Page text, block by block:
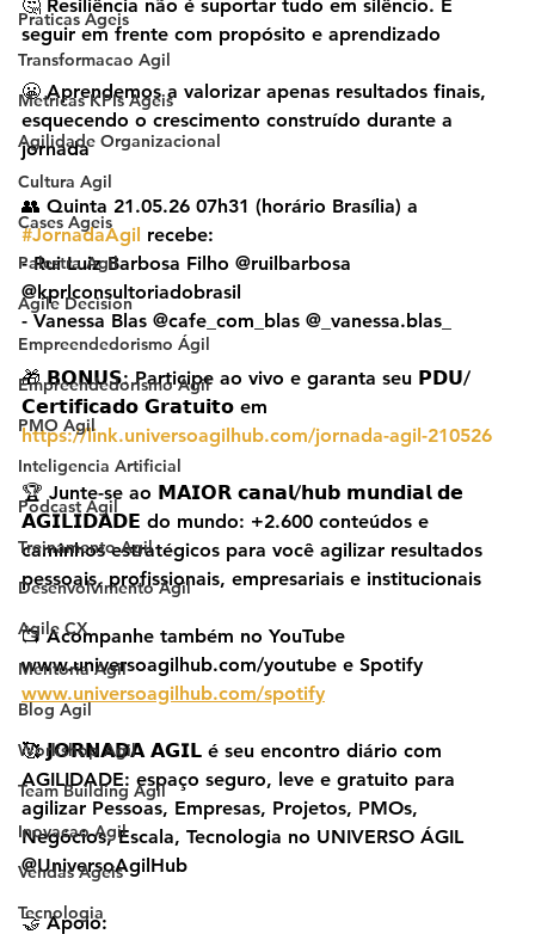
Praticas Ageis
Transformacao Agil
Metricas KPIs Ageis
Agilidade Organizacional
Cultura Agil
Cases Ageis
Palestra Agil
Agile Decision
Empreendedorismo Ágil
Empreendedorismo Agil
PMO Agil
Inteligencia Artificial
Podcast Agil
Treinamento Agil
Desenvolvimento Agil
Agile CX
Mentoria Agil
Blog Agil
Workshop Agil
Team Building Agil
Inovacao Agil
Vendas Ageis
Tecnologia
🤔 Resiliência não é suportar tudo em silêncio. É
seguir em frente com propósito e aprendizado
😬 Aprendemos a valorizar apenas resultados finais,
esquecendo o crescimento construído durante a
jornada
👥 Quinta 21.05.26 07h31 (horário Brasília) a
#JornadaAgil recebe:
- Rui Luiz Barbosa Filho @ruilbarbosa
@kprlconsultoriadobrasil
- Vanessa Blas @cafe_com_blas @_vanessa.blas_
🎁 𝗕𝗢𝗡𝗨𝗦: Participe ao vivo e garanta seu 𝗣𝗗𝗨/
𝗖𝗲𝗿𝘁𝗶𝗳𝗶𝗰𝗮𝗱𝗼 𝗚𝗿𝗮𝘁𝘂𝗶𝘁𝗼 em
https://link.universoagilhub.com/jornada-agil-210526
🏆 Junte-se ao 𝗠𝗔𝗜𝗢𝗥 𝗰𝗮𝗻𝗮𝗹/𝗵𝘂𝗯 𝗺𝘂𝗻𝗱𝗶𝗮𝗹 𝗱𝗲
𝗔𝗚𝗜𝗟𝗜𝗗𝗔𝗗𝗘 do mundo: +2.600 conteúdos e
caminhos estratégicos para você agilizar resultados
pessoais, profissionais, empresariais e institucionais
📺 Acompanhe também no YouTube
www.universoagilhub.com/youtube e Spotify
www.universoagilhub.com/spotify
🥰 𝗝𝗢𝗥𝗡𝗔𝗗𝗔 𝗔𝗚𝗜𝗟 é seu encontro diário com
AGILIDADE: espaço seguro, leve e gratuito para
agilizar Pessoas, Empresas, Projetos, PMOs,
Negócios, Escala, Tecnologia no UNIVERSO ÁGIL
@UniversoAgilHub
🤝 Apoio: